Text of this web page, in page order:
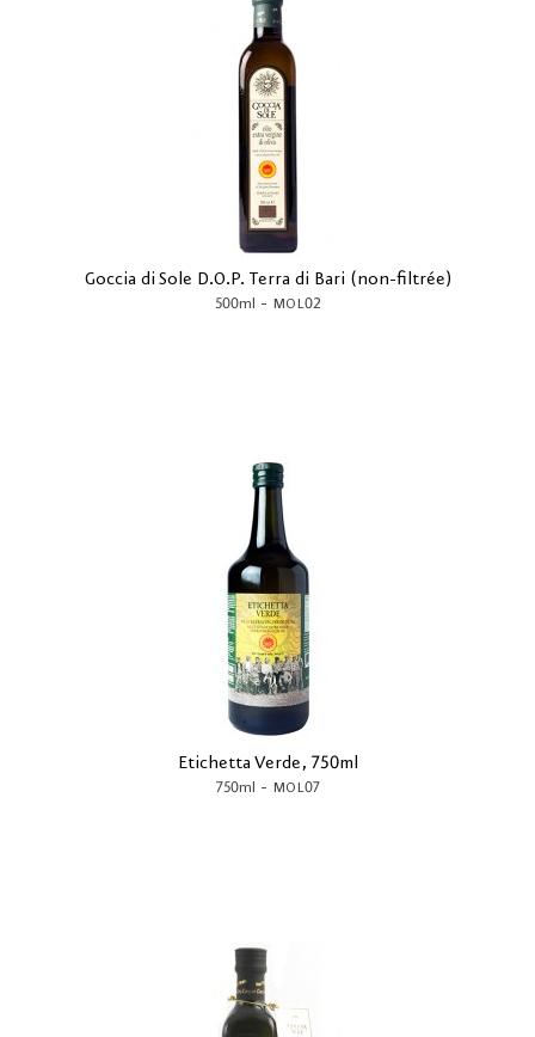
Goccia di Sole D.O.P. Terra di Bari (non-filtrée)
500ml - MOL02
Etichetta Verde, 750ml
750ml - MOL07